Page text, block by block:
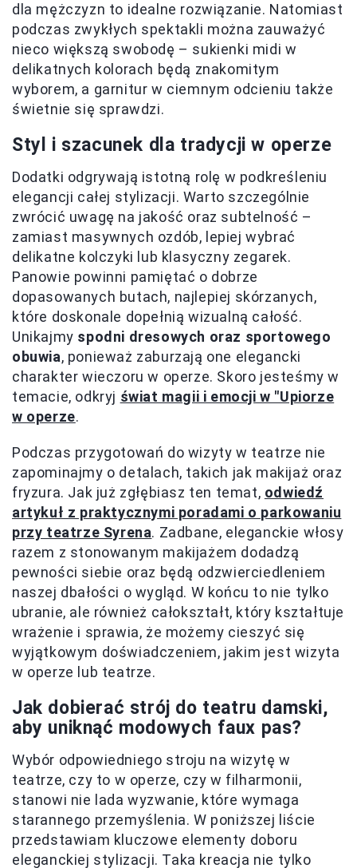
dla mężczyzn to idealne rozwiązanie. Natomiast
podczas zwykłych spektakli można zauważyć
nieco większą swobodę – sukienki midi w
delikatnych kolorach będą znakomitym
wyborem, a garnitur w ciemnym odcieniu także
świetnie się sprawdzi.
Styl i szacunek dla tradycji w operze
Dodatki odgrywają istotną rolę w podkreśleniu
elegancji całej stylizacji. Warto szczególnie
zwrócić uwagę na jakość oraz subtelność –
zamiast masywnych ozdób, lepiej wybrać
delikatne kolczyki lub klasyczny zegarek.
Panowie powinni pamiętać o dobrze
dopasowanych butach, najlepiej skórzanych,
które doskonale dopełnią wizualną całość.
Unikajmy spodni dresowych oraz sportowego
obuwia, ponieważ zaburzają one elegancki
charakter wieczoru w operze. Skoro jesteśmy w
temacie, odkryj świat magii i emocji w "Upiorze
w operze.
Podczas przygotowań do wizyty w teatrze nie
zapominajmy o detalach, takich jak makijaż oraz
fryzura. Jak już zgłębiasz ten temat, odwiedź
artykuł z praktycznymi poradami o parkowaniu
przy teatrze Syrena. Zadbane, eleganckie włosy
razem z stonowanym makijażem dodadzą
pewności siebie oraz będą odzwierciedleniem
naszej dbałości o wygląd. W końcu to nie tylko
ubranie, ale również całokształt, który kształtuje
wrażenie i sprawia, że możemy cieszyć się
wyjątkowym doświadczeniem, jakim jest wizyta
w operze lub teatrze.
Jak dobierać strój do teatru damski,
aby uniknąć modowych faux pas?
Wybór odpowiedniego stroju na wizytę w
teatrze, czy to w operze, czy w filharmonii,
stanowi nie lada wyzwanie, które wymaga
starannego przemyślenia. W poniższej liście
przedstawiam kluczowe elementy doboru
eleganckiej stylizacji. Taka kreacja nie tylko